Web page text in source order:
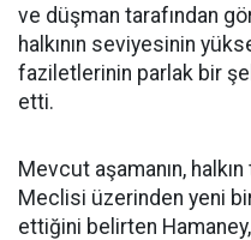
ve düşman tarafından
halkının seviyesinin
faziletlerinin parlak bir
etti.
Mevcut aşamanın,
Meclisi üzerinden yeni
ettiğini belirten